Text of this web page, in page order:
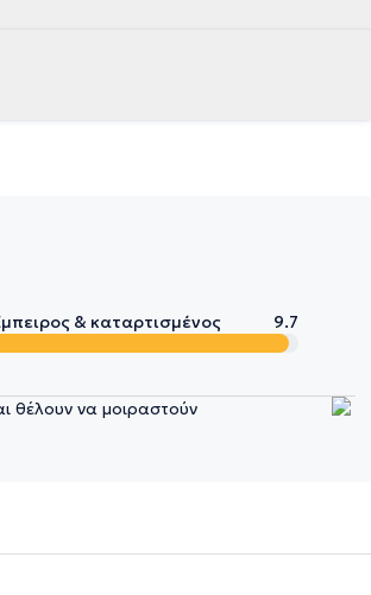
& καταρτισμένος
9.7
θέλουν να μοιραστούν